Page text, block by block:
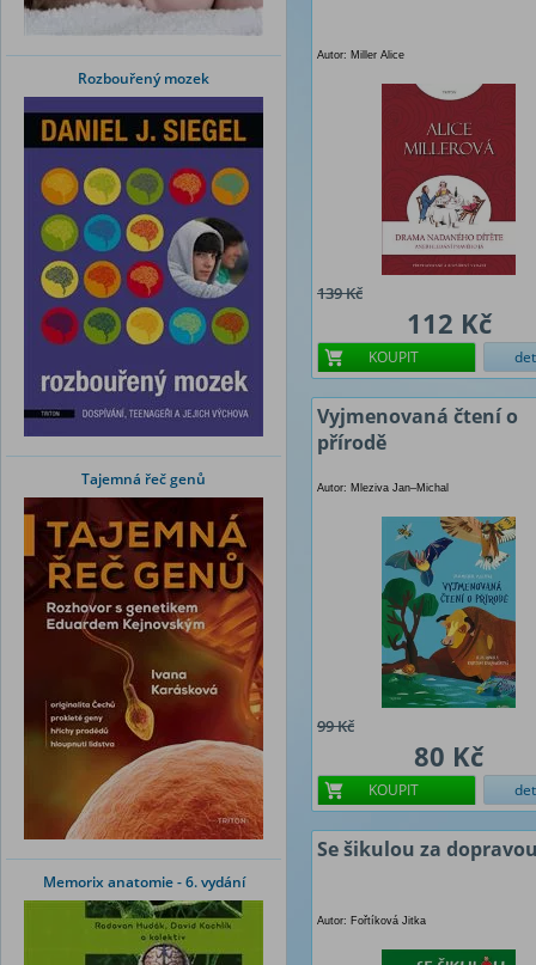
Rozbouřený mozek
Tajemná řeč genů
Memorix anatomie - 6. vydání
Autor: Miller Alice
139 Kč
112 Kč
KOUPIT
Vyjmenovaná čtení o
přírodě
Autor: Mleziva Jan–Michal
99 Kč
80 Kč
KOUPIT
Se šikulou za
Autor: Fořtíková Jitka